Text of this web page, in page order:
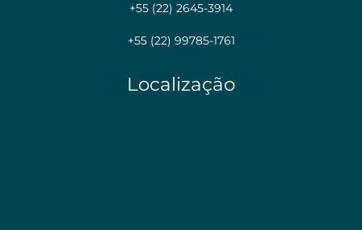
+55 (22) 2645-3914
+55 (22) 99785-1761
Localização